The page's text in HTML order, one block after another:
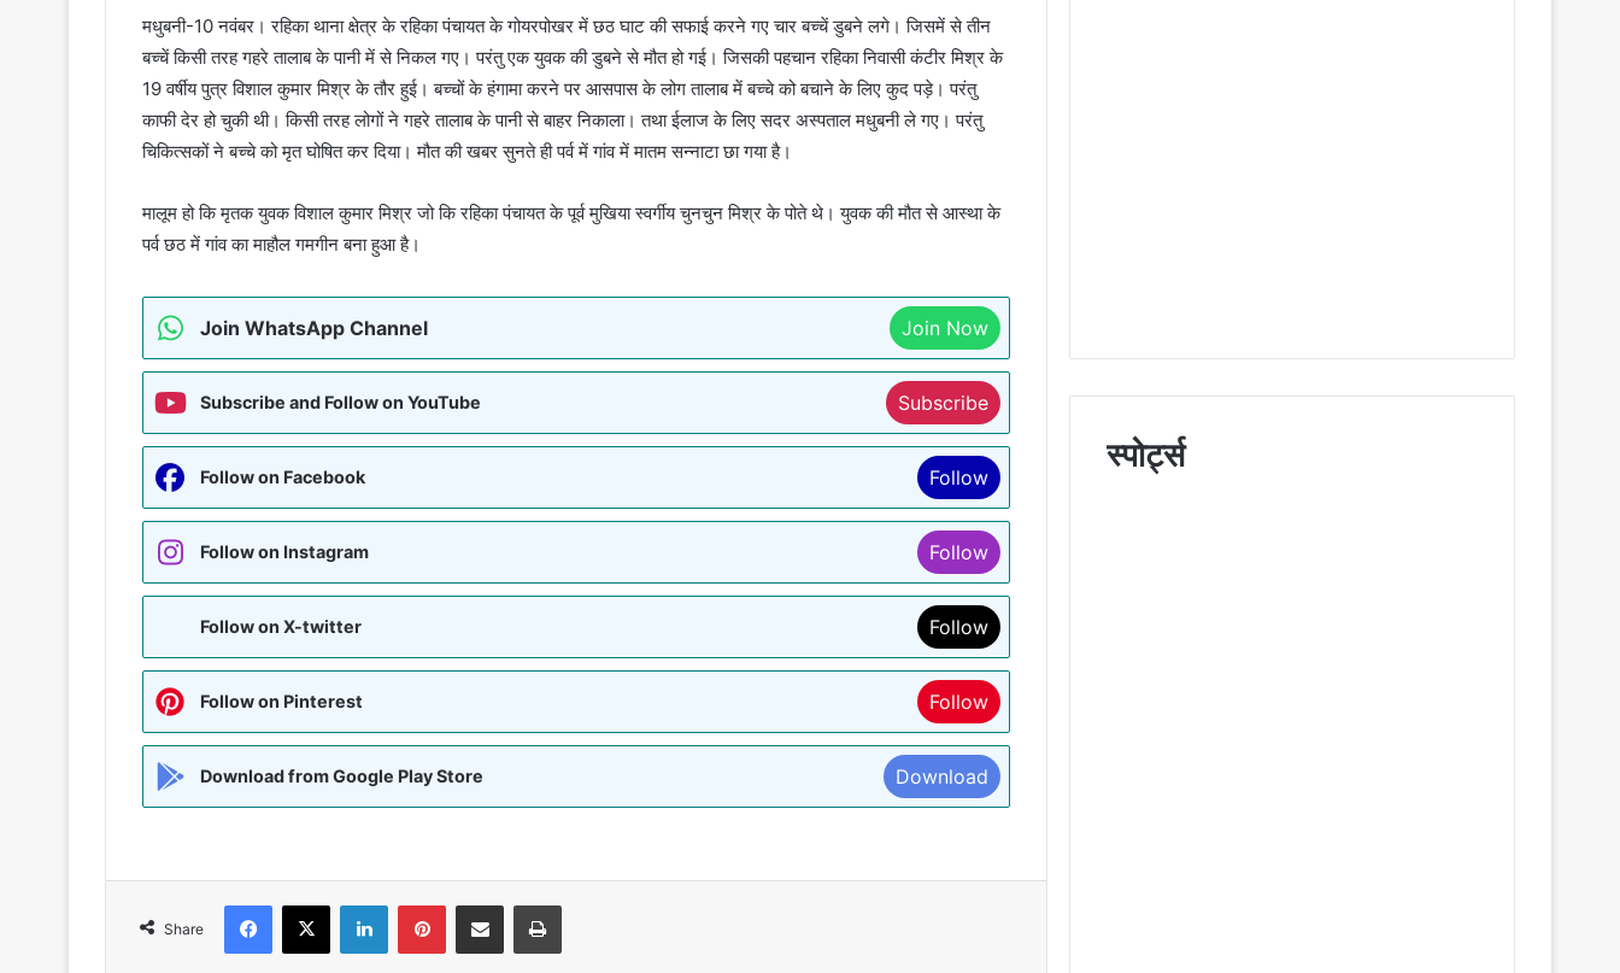
मधुबनी-10 नवंबर। रहिका थाना क्षेत्र के रहिका पंचायत के गोयरपोखर में छठ घाट की सफाई करने गए चार बच्चें डुबने लगे। जिसमें से तीन
बच्चें किसी तरह गहरे तालाब के पानी में से निकल गए। परंतु एक युवक की डुबने से मौत हो गई। जिसकी पहचान रहिका निवासी कंटीर मिश्र के
19 वर्षीय पुत्र विशाल कुमार मिश्र के तौर हुई। बच्चों के हंगामा करने पर आसपास के लोग तालाब में बच्चे को बचाने के लिए कुद पड़े। परंतु
काफी देर हो चुकी थी। किसी तरह लोगों ने गहरे तालाब के पानी से बाहर निकाला। तथा ईलाज के लिए सदर अस्पताल मधुबनी ले गए। परंतु
चिकित्सकों ने बच्चे को मृत घोषित कर दिया। मौत की खबर सुनते ही पर्व में गांव में मातम सन्नाटा छा गया है।
मालूम हो कि मृतक युवक विशाल कुमार मिश्र जो कि रहिका पंचायत के पूर्व मुखिया स्वर्गीय चुनचुन मिश्र के पोते थे। युवक की मौत से आस्था के
पर्व छठ में गांव का माहौल गमगीन बना हुआ है।
Join WhatsApp Channel Join Now
Subscribe and Follow on YouTube Subscribe
Follow on Facebook Follow
Follow on Instagram Follow
Follow on X-twitter Follow
Follow on Pinterest Follow
Download from Google Play Store Download
Share
Facebook
X LinkedInPinterestShare via Email Print
स्पोर्ट्स